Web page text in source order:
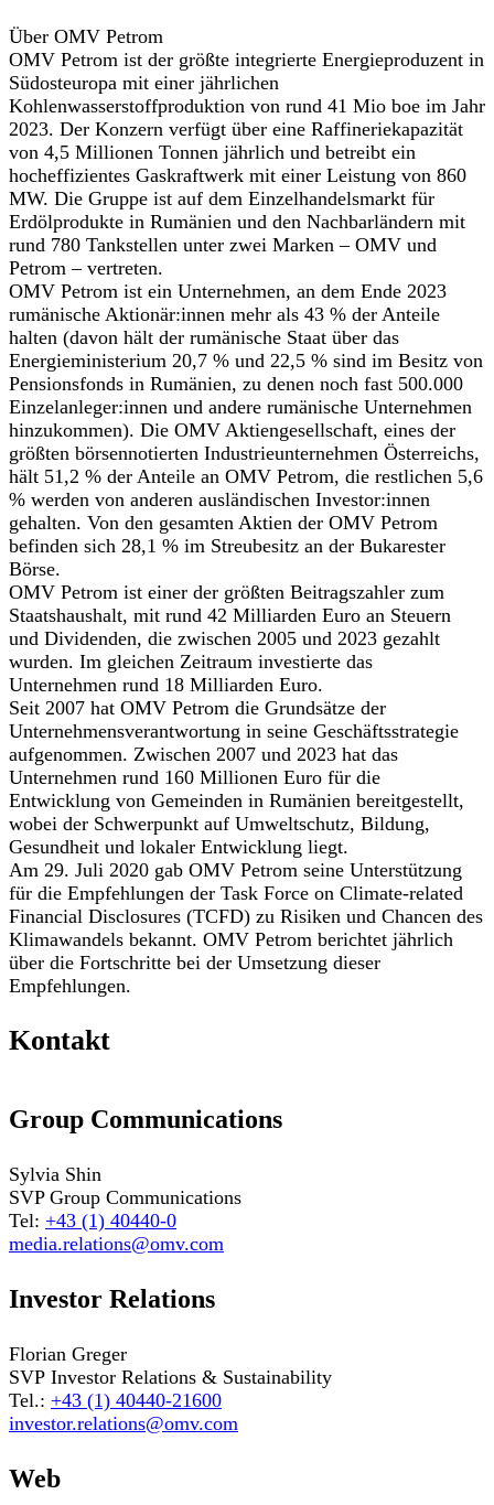
Über OMV Petrom
OMV Petrom ist der größte integrierte Energieproduzent in
Südosteuropa mit einer jährlichen
Kohlenwasserstoffproduktion von rund 41 Mio boe im Jahr
2023. Der Konzern verfügt über eine Raffineriekapazität
von 4,5 Millionen Tonnen jährlich und betreibt ein
hocheffizientes Gaskraftwerk mit einer Leistung von 860
MW. Die Gruppe ist auf dem Einzelhandelsmarkt für
Erdölprodukte in Rumänien und den Nachbarländern mit
rund 780 Tankstellen unter zwei Marken – OMV und
Petrom – vertreten.
OMV Petrom ist ein Unternehmen, an dem Ende 2023
rumänische Aktionär:innen mehr als 43 % der Anteile
halten (davon hält der rumänische Staat über das
Energieministerium 20,7 % und 22,5 % sind im Besitz von
Pensionsfonds in Rumänien, zu denen noch fast 500.000
Einzelanleger:innen und andere rumänische Unternehmen
hinzukommen). Die OMV Aktiengesellschaft, eines der
größten börsennotierten Industrieunternehmen Österreichs,
hält 51,2 % der Anteile an OMV Petrom, die restlichen 5,6
% werden von anderen ausländischen Investor:innen
gehalten. Von den gesamten Aktien der OMV Petrom
befinden sich 28,1 % im Streubesitz an der Bukarester
Börse.
OMV Petrom ist einer der größten Beitragszahler zum
Staatshaushalt, mit rund 42 Milliarden Euro an Steuern
und Dividenden, die zwischen 2005 und 2023 gezahlt
wurden. Im gleichen Zeitraum investierte das
Unternehmen rund 18 Milliarden Euro.
Seit 2007 hat OMV Petrom die Grundsätze der
Unternehmensverantwortung in seine Geschäftsstrategie
aufgenommen. Zwischen 2007 und 2023 hat das
Unternehmen rund 160 Millionen Euro für die
Entwicklung von Gemeinden in Rumänien bereitgestellt,
wobei der Schwerpunkt auf Umweltschutz, Bildung,
Gesundheit und lokaler Entwicklung liegt.
Am 29. Juli 2020 gab OMV Petrom seine Unterstützung
für die Empfehlungen der Task Force on Climate-related
Financial Disclosures (TCFD) zu Risiken und Chancen des
Klimawandels bekannt. OMV Petrom berichtet jährlich
über die Fortschritte bei der Umsetzung dieser
Empfehlungen.
Kontakt
Group Communications
Sylvia Shin
SVP Group Communications
Tel: +43 (1) 40440-0
media.relations@omv.com
Investor Relations
Florian Greger
SVP Investor Relations & Sustainability
Tel.: +43 (1) 40440-21600
investor.relations@omv.com
Web